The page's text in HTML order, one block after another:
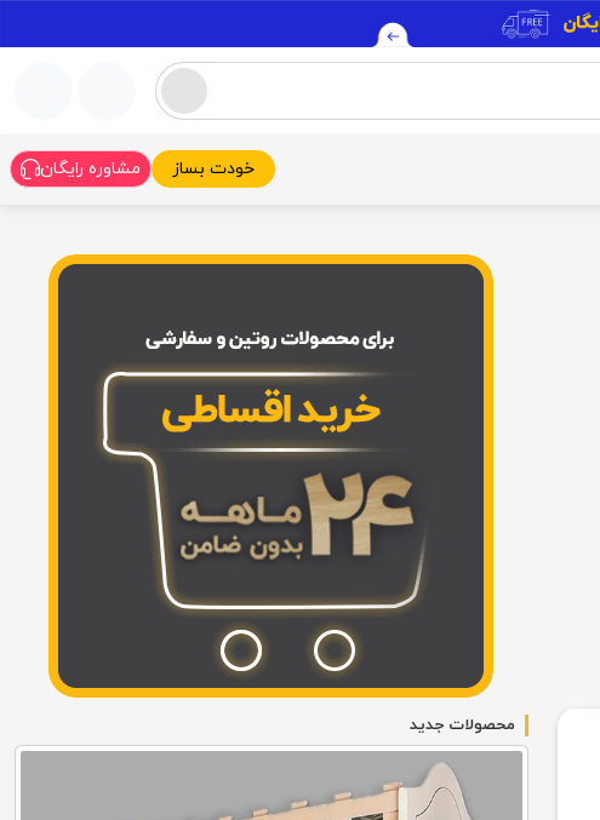
خودت بساز مشاوره رایگان
محصولات جدید